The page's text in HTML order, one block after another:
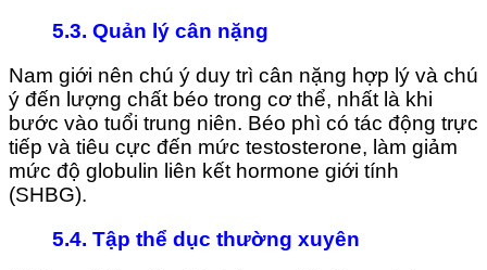
5.3. Quản lý cân nặng
Nam giới nên chú ý duy trì cân nặng hợp lý và chú
ý đến lượng chất béo trong cơ thể, nhất là khi
bước vào tuổi trung niên. Béo phì có tác động trực
tiếp và tiêu cực đến mức testosterone, làm giảm
mức độ globulin liên kết hormone giới tính
(SHBG).
5.4. Tập thể dục thường xuyên